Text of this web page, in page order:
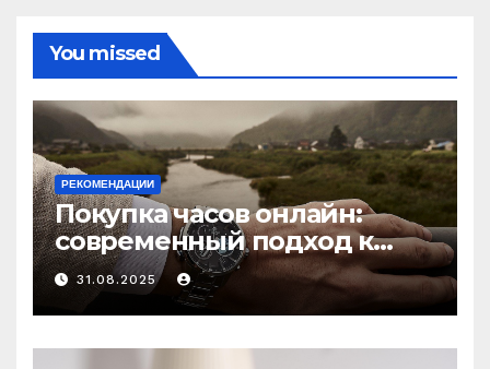
You missed
РЕКОМЕНДАЦИИ
Покупка часов онлайн:
современный подход к
выбору аксессуаров
31.08.2025